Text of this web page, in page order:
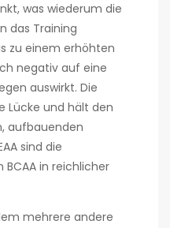
was wiederum die
das Training
zu einem erhöhten
negativ auf eine
auswirkt. Die
Lücke und hält den
aufbauenden
sind die
in reichlicher
mehrere andere